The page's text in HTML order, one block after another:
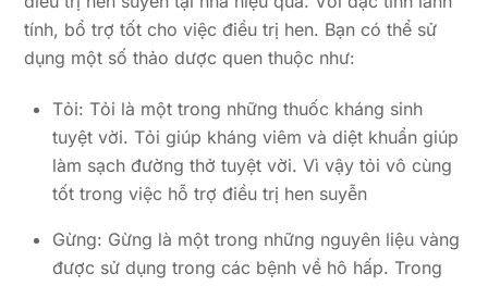
tính, bổ trợ tốt cho việc điều trị hen. Bạn có thể sử
dụng một số thảo dược quen thuộc như:
Tỏi: Tỏi là một trong những thuốc kháng sinh
tuyệt vời. Tỏi giúp kháng viêm và diệt khuẩn giúp
làm sạch đường thở tuyệt vời. Vì vậy tỏi vô cùng
tốt trong việc hỗ trợ điều trị hen suyễn
Gừng: Gừng là một trong những nguyên liệu vàng
được sử dụng trong các bệnh về hô hấp. Trong